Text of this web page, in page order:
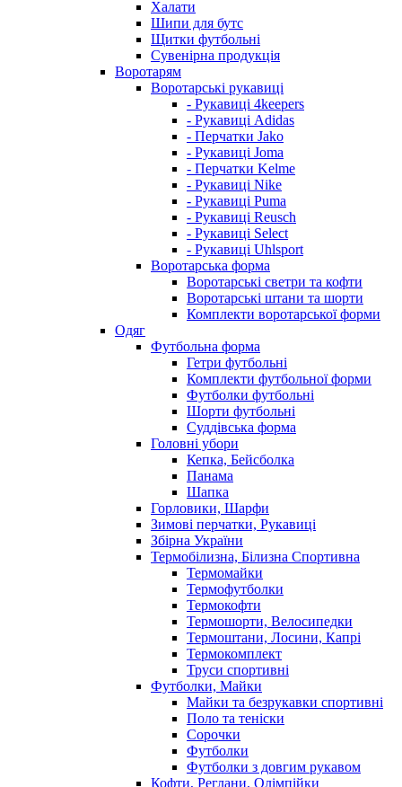
Халати
Шипи для бутс
Щитки футбольні
Сувенірна продукція
Воротарям
Воротарські рукавиці
- Рукавиці 4keepers
- Рукавиці Adidas
- Перчатки Jako
- Рукавиці Joma
- Перчатки Kelme
- Рукавиці Nike
- Рукавиці Puma
- Рукавиці Reusch
- Рукавиці Select
- Рукавиці Uhlsport
Воротарська форма
Воротарські светри та кофти
Воротарські штани та шорти
Комплекти воротарської форми
Одяг
Футбольна форма
Гетри футбольні
Комплекти футбольної форми
Футболки футбольні
Шорти футбольні
Суддівська форма
Головні убори
Кепка, Бейсболка
Панама
Шапка
Горловики, Шарфи
Зимові перчатки, Рукавиці
Збірна України
Термобілизна, Білизна Спортивна
Термомайки
Термофутболки
Термокофти
Термошорти, Велосипедки
Термоштани, Лосини, Капрі
Термокомплект
Труси спортивні
Футболки, Майки
Майки та безрукавки спортивні
Поло та теніски
Сорочки
Футболки
Футболки з довгим рукавом
Кофти, Реглани, Олімпійки